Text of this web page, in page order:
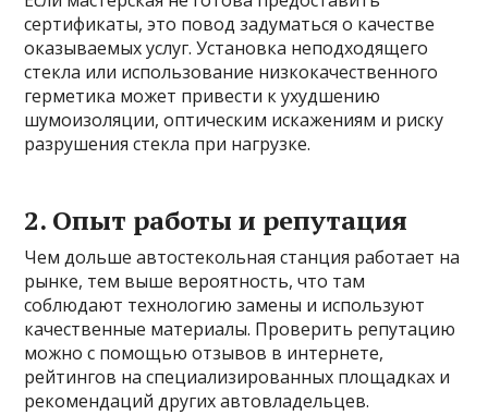
сертификаты, это повод задуматься о качестве
оказываемых услуг. Установка неподходящего
стекла или использование низкокачественного
герметика может привести к ухудшению
шумоизоляции, оптическим искажениям и риску
разрушения стекла при нагрузке.
2. Опыт работы и репутация
Чем дольше автостекольная станция работает на
рынке, тем выше вероятность, что там
соблюдают технологию замены и используют
качественные материалы. Проверить репутацию
можно с помощью отзывов в интернете,
рейтингов на специализированных площадках и
рекомендаций других автовладельцев.